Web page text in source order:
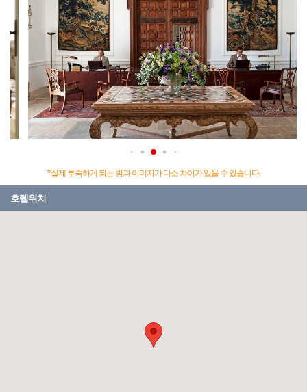
*실제 투숙하게 되는 방과 이미지가 다소 차이가 있을 수 있습니다.
호텔위치